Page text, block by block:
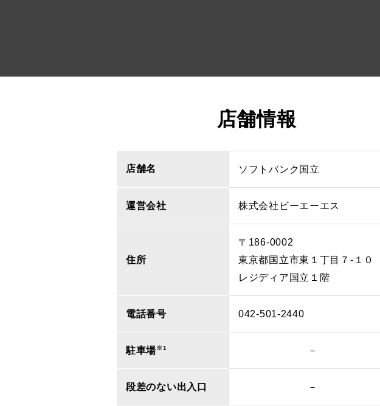
店舗情報
店舗名 ソフトバンク国立
運営会社 株式会社ビーエーエス
住所
〒186-0002
東京都国立市東１丁目７‐１０
レジディア国立１階
電話番号 042-501-2440
駐車場※1 －
段差のない出入口 －